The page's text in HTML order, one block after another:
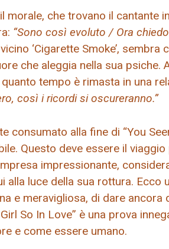
morale, che trovano il cantante
“Sono così evoluto / Ora
‘Cigarette Smoke’, sembra
che aleggia nella sua psiche.
tempo è rimasta in una
così i ricordi si oscureranno.”
consumato alla fine di “You
Questo deve essere il viaggio
impressionante,
alla luce della sua rottura. Ecco
e meravigliosa, di dare ancora
So In Love” è una prova
e come essere umano.